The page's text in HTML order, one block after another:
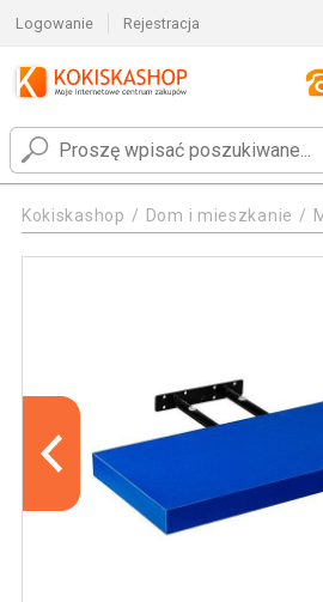
Logowanie Rejestracja
Kokiskashop Dom i mieszkanie